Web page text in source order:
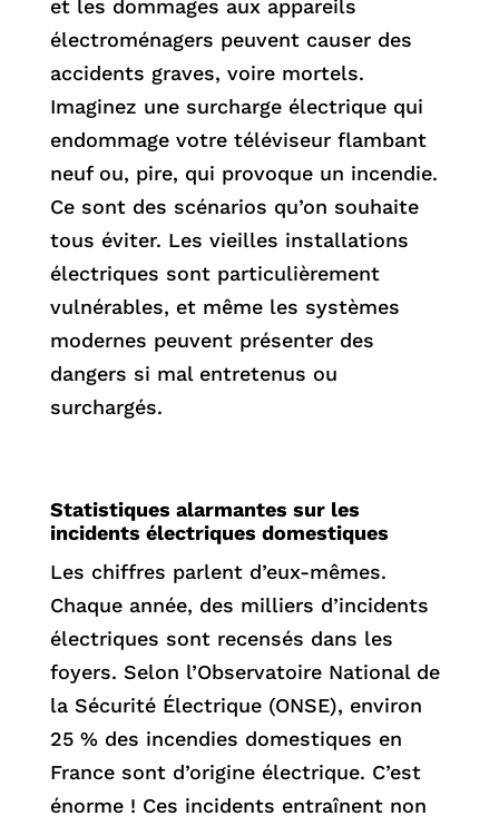
et les dommages aux appareils
électroménagers peuvent causer des
accidents graves, voire mortels.
Imaginez une surcharge électrique qui
endommage votre téléviseur flambant
neuf ou, pire, qui provoque un incendie.
Ce sont des scénarios qu’on souhaite
tous éviter. Les vieilles installations
électriques sont particulièrement
vulnérables, et même les systèmes
modernes peuvent présenter des
dangers si mal entretenus ou
surchargés.
Statistiques alarmantes sur les
incidents électriques domestiques
Les chiffres parlent d’eux-mêmes.
Chaque année, des milliers d’incidents
électriques sont recensés dans les
foyers. Selon l’Observatoire National de
la Sécurité Électrique (ONSE), environ
25 % des incendies domestiques en
France sont d’origine électrique. C’est
énorme ! Ces incidents entraînent non